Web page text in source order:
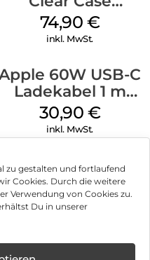
zu gestalten und fortlaufend
Cookies. Durch die weitere
Verwendung von Cookies zu.
Du in unserer
MagSafe
Transparent
74,90 €
inkl. MwSt.
60W USB-C
Ladekabel 1 m
Weiß
30,90 €
inkl. MwSt.